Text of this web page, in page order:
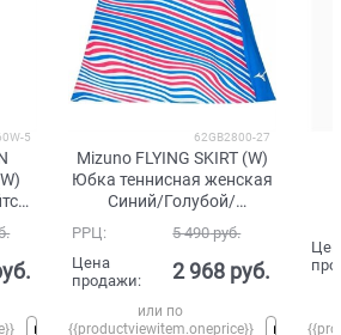
5 62GB2800-27
Mizuno FLYING SKIRT (W)
Юбка теннисная женская
Синий/Голубой/
РРЦ: 5 490 руб.
Цена
продажи:
2 968 руб.
или по
{{productviewitem.oneprice}}